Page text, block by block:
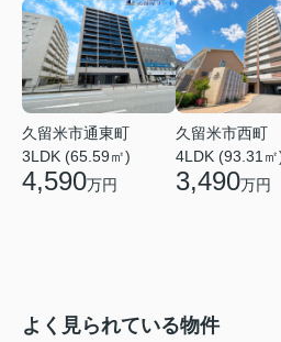
久留米市通東町
3LDK (65.59㎡)
4,590万円
久留米市西町
4LDK (93.31㎡
3,490万円
よく見られている物件